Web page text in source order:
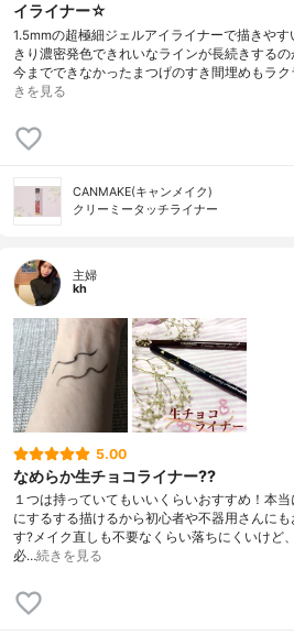
イライナー☆
1.5mmの超極細ジェルアイライナーで描きやす
きり濃密発色できれいなラインが長続きするの
今までできなかったまつげのすき間埋めもラ
きを見る
CANMAKE(キャンメイク)
クリーミータッチライナー
主婦
kh
5.00
なめらか生チョコライナー??
１つは持っていてもいいくらいおすすめ！本
にするする描けるから初心者や不器用さんに
す?メイク直しも不要なくらい落ちにくいけど
必…続きを見る